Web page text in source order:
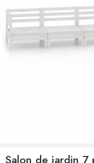
Salon de jardin 7